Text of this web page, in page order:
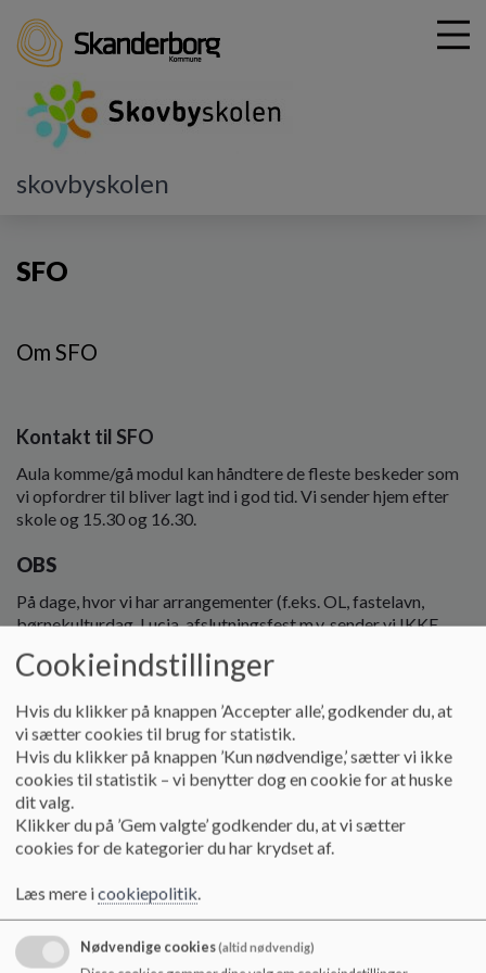
skovbyskolen
SFO og Klub
SFO
Om SFO
Kontakt til SFO
Aula komme/gå modul kan håndtere de fleste beskeder som
vi opfordrer til bliver lagt ind i god tid. Vi sender hjem efter
skole og 15.30 og 16.30.
OBS
På dage, hvor vi har arrangementer (f.eks. OL, fastelavn,
børnekulturdag, Lucia, afslutningsfest m.v. sender vi IKKE
hente
Tel. 30604533 er åben daglig fra kl. 11.30-12.00 ( fredag
13.00-13.30) og igen fra kl. 14.45- lukketid
Åbningstider
Morgenåbning alle hverdage kl. 6:30 - 8.00
Eftermiddagsåbning:
Mandag kl. 14.00 - 17:00 ( B- og D-spor 12-17) ( c-spor 13.30-
17.00)
Cookieindstillinger
Hvis du klikker på knappen ’Accepter alle’, godkender du, at
vi sætter cookies til brug for statistik.
Hvis du klikker på knappen ’Kun nødvendige,’ sætter vi ikke
cookies til statistik – vi benytter dog en cookie for at huske
dit valg.
Klikker du på ’Gem valgte’ godkender du, at vi sætter
cookies for de kategorier du har krydset af.
Læs mere icookiepolitik.
Nødvendige cookies(altid nødvendig)